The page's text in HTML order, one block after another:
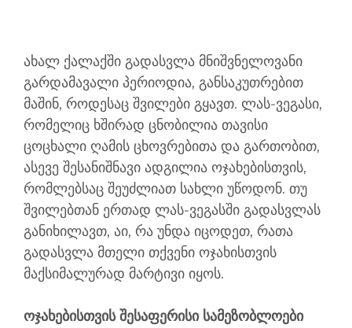
ახალ ქალაქში გადასვლა მნიშვნელოვანი
გარდამავალი პერიოდია, განსაკუთრებით
მაშინ, როდესაც შვილები გყავთ. ლას-ვეგასი,
რომელიც ხშირად ცნობილია თავისი
ცოცხალი ღამის ცხოვრებითა და გართობით,
ასევე შესანიშნავი ადგილია ოჯახებისთვის,
რომლებსაც შეუძლიათ სახლი უწოდონ. თუ
შვილებთან ერთად ლას-ვეგასში გადასვლას
განიხილავთ, აი, რა უნდა იცოდეთ, რათა
გადასვლა მთელი თქვენი ოჯახისთვის
მაქსიმალურად მარტივი იყოს.
ოჯახებისთვის შესაფერისი სამეზობლოები